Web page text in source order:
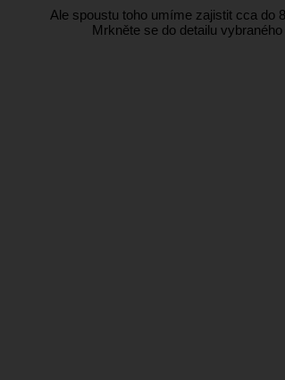
Ale spoustu toho umíme zajistit cca do
Mrkněte se do detailu